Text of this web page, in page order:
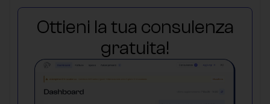
Ottieni la tua consulenza
gratuita!